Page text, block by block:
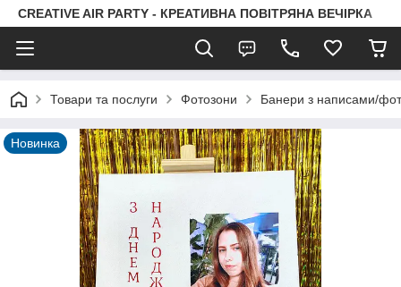
CREATIVE AIR PARTY - КРЕАТИВНА ПОВІТРЯНА ВЕЧІРКА
Товари та послуги Фотозони Банери з написами/
Новинка